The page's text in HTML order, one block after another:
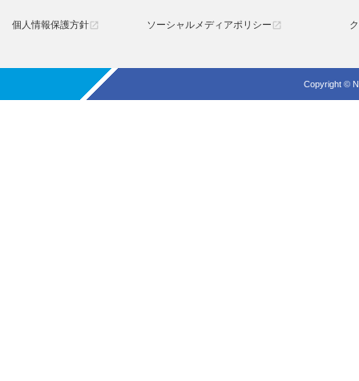
個人情報保護方針open_in_new ソーシャルメディアポリシー open_in_new
Copyright ©